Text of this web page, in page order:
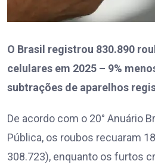
O Brasil registrou 830.890
celulares em 2025 – 9%
subtrações de aparelhos
De acordo com o 20° Anuário
Pública, os roubos recuaram
308.723), enquanto os furtos